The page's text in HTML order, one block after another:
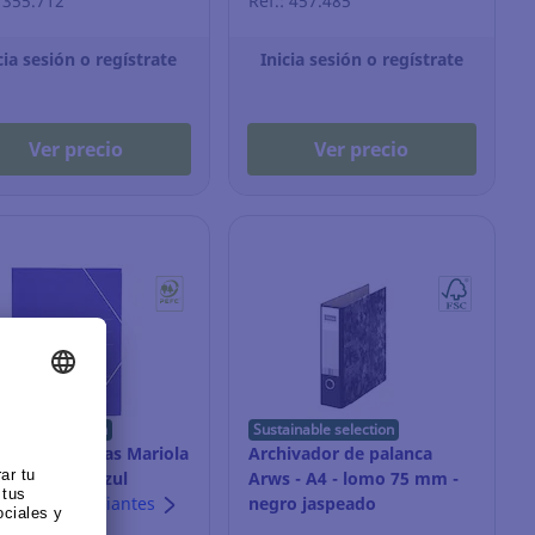
sesión o regístrate
Ver precio
Inicia sesión o regístrate
Ver precio
selection
con gomas Mariola
- cartón - azul
colores/variantes
Sustainable selection
Archivador de palanca
Arws - A4 - lomo 75 mm -
negro jaspeado